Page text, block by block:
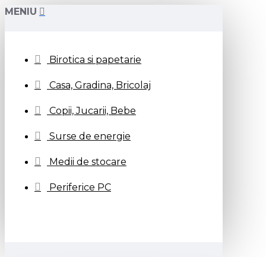
MENIU
Birotica si papetarie
Casa, Gradina, Bricolaj
Copii, Jucarii, Bebe
Surse de energie
Medii de stocare
Periferice PC